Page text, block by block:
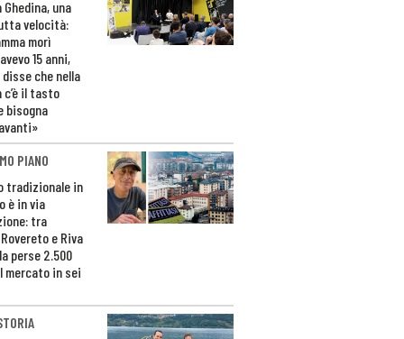
una
velocità:
morì
15 anni,
disse che nella
il tasto
bisogna
PIANO
tradizionale in
è in via
tra
e Riva
perse 2.500
mercato in sei